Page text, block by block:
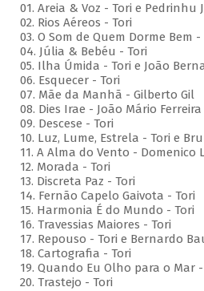
01. Areia & Voz - Tori e Pedrinhu
02. ⁠Rios Aéreos - Tori
03. O Som de Quem Dorme Bem
04. Júlia & Bebéu - Tori
05. Ilha Úmida - Tori e João
06. Esquecer - Tori
07. Mãe da Manhã - Gilberto Gil
08. Dies Irae - João Mário
09. Descese - Tori
10. Luz, Lume, Estrela - Tori e
11. A Alma do Vento - Domenico
12. Morada - Tori
13. Discreta Paz - Tori
14. Fernão Capelo Gaivota - Tori
15. Harmonia É do Mundo - Tori
16. Travessias Maiores - Tori
17. Repouso - Tori e Bernardo
⁠18. Cartografia - Tori
19. Quando Eu Olho para o Mar
20. Trastejo - Tori